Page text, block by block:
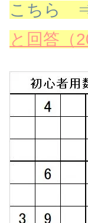
こちら
と回答（